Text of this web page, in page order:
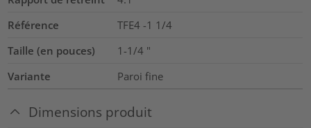
Référence
TFE4 -1 1/4
Taille (en pouces)
1-1/4 "
Variante
Paroi fine
Dimensions produit